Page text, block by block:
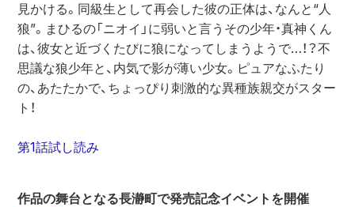
見かける。同級生として再会した彼の正体は、なんと“人
狼”。まひるの「ニオイ」に弱いと言うその少年・真神くん
は、彼女と近づくたびに狼になってしまうようで…！？不
思議な狼少年と、内気で影が薄い少女。ピュアなふたり
の、あたたかで、ちょっぴり刺激的な異種族親交がスター
ト！
第1話試し読み
作品の舞台となる長瀞町で発売記念イベントを開催